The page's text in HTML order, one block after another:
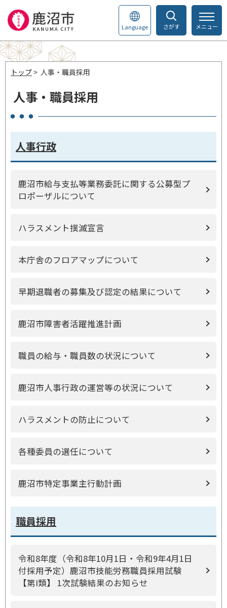
さがす
Language メニュー
トップ > 人事・職員採用
人事・職員採用
人事行政
鹿沼市給与支払等業務委託に関する公募型プ
ロポーザルについて
ハラスメント撲滅宣言
本庁舎のフロアマップについて
早期退職者の募集及び認定の結果について
鹿沼市障害者活躍推進計画
職員の給与・職員数の状況について
鹿沼市人事行政の運営等の状況について
ハラスメントの防止について
各種委員の選任について
鹿沼市特定事業主行動計画
職員採用
令和8年度（令和8年10月1日・令和9年4月1日
付採用予定）鹿沼市技能労務職員採用試験
【第I類】 1次試験結果のお知らせ